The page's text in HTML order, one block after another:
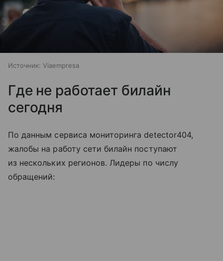
Источник: Viaempresa
Где не работает билайн
сегодня
По данным сервиса мониторинга detector404,
жалобы на работу сети билайн поступают
из нескольких регионов. Лидеры по числу
обращений: